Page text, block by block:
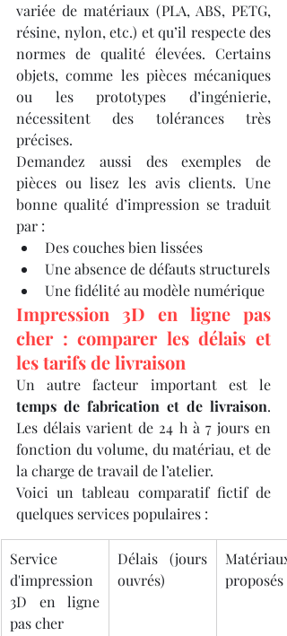
variée de matériaux (PLA, ABS, PETG,
résine, nylon, etc.) et qu’il respecte des
normes de qualité élevées. Certains
objets, comme les pièces mécaniques
ou les prototypes d’ingénierie,
nécessitent des tolérances très
précises.
Demandez aussi des exemples de
pièces ou lisez les avis clients. Une
bonne qualité d’impression se traduit
par :
Des couches bien lissées
Une absence de défauts structurels
Une fidélité au modèle numérique
Impression 3D en ligne pas
cher : comparer les délais et
les tarifs de livraison
temps de fabrication et de livraison.
Les délais varient de 24 h à 7 jours en
fonction du volume, du matériau, et de
la charge de travail de l’atelier.
Voici un tableau comparatif fictif de
quelques services populaires :
Service
d'impression
3D en ligne
pas cher
Délais (jours
ouvrés)
Matériaux
proposés